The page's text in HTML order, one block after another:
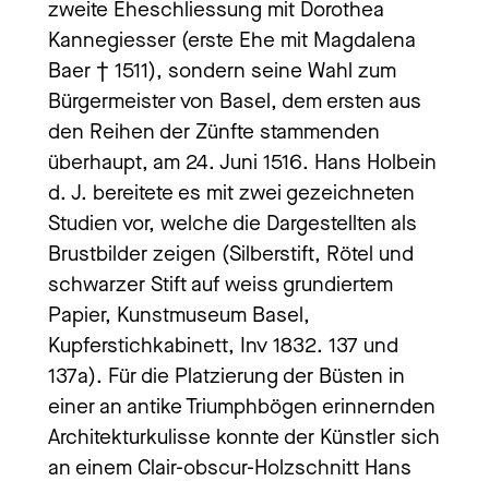
zweite Eheschliessung mit Dorothea
Kannegiesser (erste Ehe mit Magdalena
Baer † 1511), sondern seine Wahl zum
Bürgermeister von Basel, dem ersten aus
den Reihen der Zünfte stammenden
überhaupt, am 24. Juni 1516. Hans Holbein
d. J. bereitete es mit zwei gezeichneten
Studien vor, welche die Dargestellten als
Brustbilder zeigen (Silberstift, Rötel und
schwarzer Stift auf weiss grundiertem
Papier, Kunstmuseum Basel,
Kupferstichkabinett, Inv 1832. 137 und
137a). Für die Platzierung der Büsten in
einer an antike Triumphbögen erinnernden
Architekturkulisse konnte der Künstler sich
an einem Clair-obscur-Holzschnitt Hans